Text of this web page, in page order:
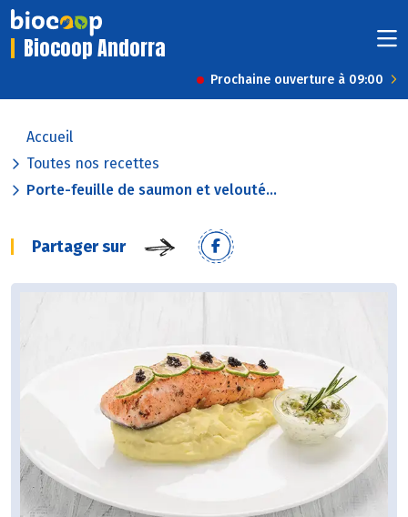
Biocoop Andorra
Prochaine ouverture à 09:00
Accueil
Toutes nos recettes
Porte-feuille de saumon et velouté...
Partager sur